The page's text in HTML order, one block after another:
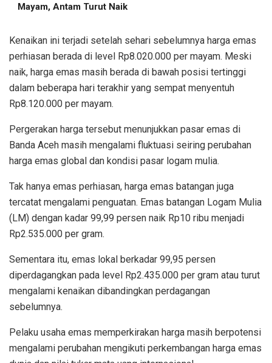
Mayam, Antam Turut Naik
Kenaikan ini terjadi setelah sehari sebelumnya harga emas
perhiasan berada di level Rp8.020.000 per mayam. Meski
naik, harga emas masih berada di bawah posisi tertinggi
dalam beberapa hari terakhir yang sempat menyentuh
Rp8.120.000 per mayam.
Pergerakan harga tersebut menunjukkan pasar emas di
Banda Aceh masih mengalami fluktuasi seiring perubahan
harga emas global dan kondisi pasar logam mulia.
Tak hanya emas perhiasan, harga emas batangan juga
tercatat mengalami penguatan. Emas batangan Logam Mulia
(LM) dengan kadar 99,99 persen naik Rp10 ribu menjadi
Rp2.535.000 per gram.
Sementara itu, emas lokal berkadar 99,95 persen
diperdagangkan pada level Rp2.435.000 per gram atau turut
mengalami kenaikan dibandingkan perdagangan
sebelumnya.
Pelaku usaha emas memperkirakan harga masih berpotensi
mengalami perubahan mengikuti perkembangan harga emas